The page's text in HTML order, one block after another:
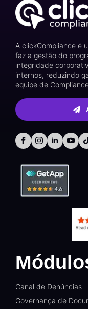
A clickCompliance é
faz a gestão do
integridade
internos, reduzindo
equipe de
Canal de Denúncias
Governança de